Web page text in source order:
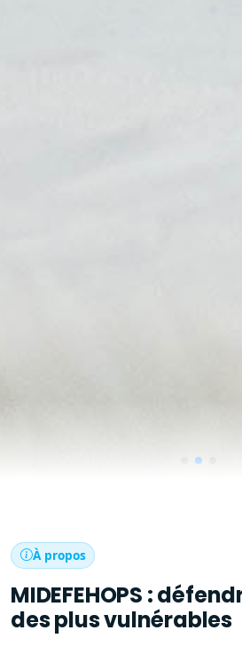
À propos
MIDEFEHOPS :
des plus vulnérables